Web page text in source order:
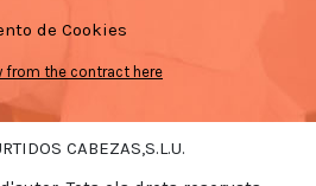
de Cookies
from the contract here
CABEZAS,S.L.U.